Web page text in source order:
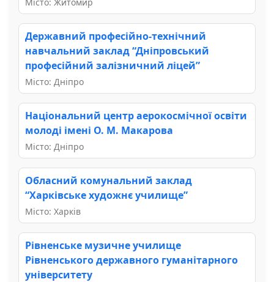
Державний професійно-технічний
навчальний заклад “Дніпровський
професійний залізничний ліцей”
Місто: Дніпро
Національний центр аерокосмічної освіти
молоді імені О. М. Макарова
Місто: Дніпро
Обласний комунальний заклад
“Харківське художнє училище”
Місто: Харків
Рівненське музичне училище
Рівненського державного гуманітарного
університету